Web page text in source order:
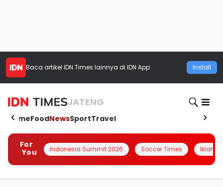
Baca artikel IDN Times lainnya di IDN App Install
JATENG
HomeFoodNewsSportTravel
For
You
Indonesia Summit 2026 Soccer Times Iklanin